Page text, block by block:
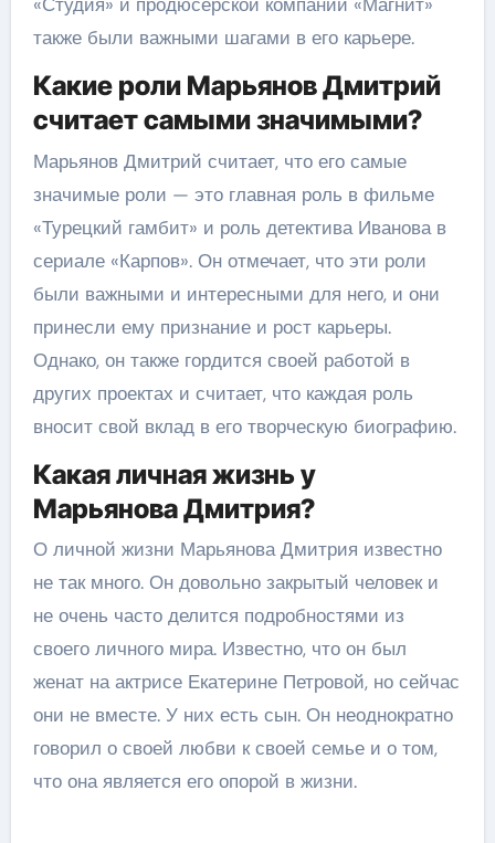
также были важными шагами в его карьере.
Какие роли Марьянов Дмитрий
считает самыми значимыми?
Марьянов Дмитрий считает, что его самые
значимые роли — это главная роль в фильме
«Турецкий гамбит» и роль детектива Иванова в
сериале «Карпов». Он отмечает, что эти роли
были важными и интересными для него, и они
принесли ему признание и рост карьеры.
Однако, он также гордится своей работой в
других проектах и считает, что каждая роль
вносит свой вклад в его творческую биографию.
Какая личная жизнь у
Марьянова Дмитрия?
О личной жизни Марьянова Дмитрия известно
не так много. Он довольно закрытый человек и
не очень часто делится подробностями из
своего личного мира. Известно, что он был
женат на актрисе Екатерине Петровой, но сейчас
они не вместе. У них есть сын. Он неоднократно
говорил о своей любви к своей семье и о том,
что она является его опорой в жизни.